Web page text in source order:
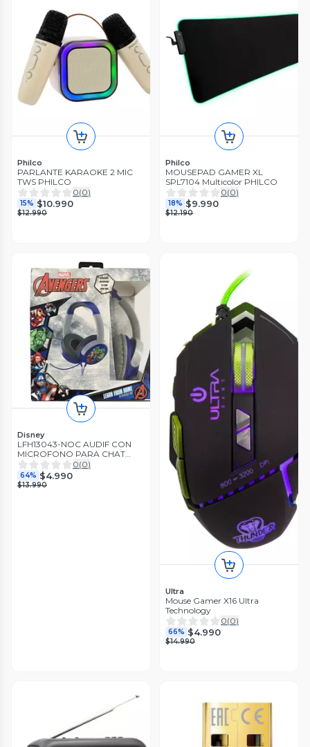
Philco
PARLANTE KARAOKE 2 MIC
TWS PHILCO
0(0)
15% $10.990
$12.990
Philco
MOUSEPAD GAMER XL
SPL7104 Multicolor PHILCO
0(0)
18% $9.990
$12.190
Disney
LFH13043-NOC AUDIF CON
MICROFONO PARA CHAT
AVENGERS
0(0)
64% $4.990
$13.990
Ultra
Mouse Gamer X16 Ultra
Technology
0(0)
66% $4.990
$14.990